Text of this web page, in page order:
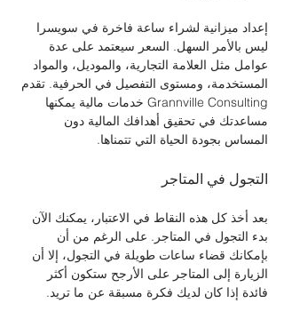
إعداد ميزانية لشراء ساعة فاخرة في سويسرا
ليس بالأمر السهل. السعر سيعتمد على عدة
عوامل مثل العلامة التجارية، والموديل، والمواد
المستخدمة، ومستوى التفصيل في الحرفية. تقدم
Grannville Consulting خدمات مالية يمكنها
مساعدتك في تحقيق أهدافك المالية دون
المساس بجودة الحياة التي تتمناها.
التجول في المتاجر
بعد أخذ كل هذه النقاط في الاعتبار، يمكنك الآن
بدء التجول في المتاجر. على الرغم من أن
بإمكانك قضاء ساعات طويلة في التجول، إلا أن
الزيارة إلى المتاجر على الأرجح ستكون أكثر
فائدة إذا كان لديك فكرة مسبقة عن ما تريد.